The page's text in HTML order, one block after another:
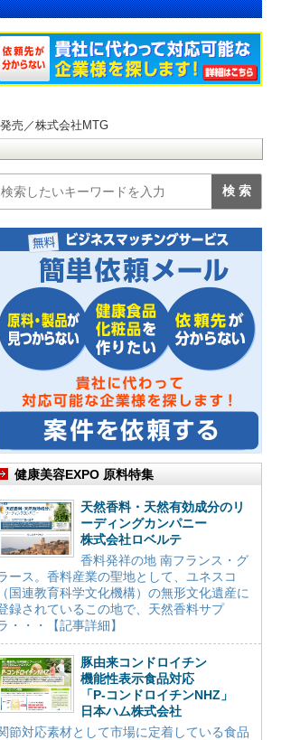
売​／株式会社MTG
健康美容EXPO 原料特集
天然香料・天然有効成分のリ
ーディングカンパニー
株式会社ロベルテ
香料発祥の地 南フランス・グ
ース。香料産業の聖地として、ユネスコ
（国連教育科学文化機構）の無形文化遺産に
録されているこの地で、天然香料サプ
・・・【記事詳細】
豚由来コンドロイチン
機能性表示食品対応
「P-コンドロイチンNHZ」
日本ハム株式会社
節対応素材として市場に定着している食品